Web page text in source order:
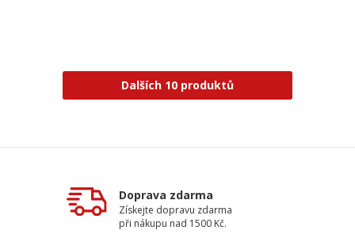
Dalších 10 produktů
Doprava zdarma
Získejte dopravu zdarma
při nákupu nad 1500 Kč.